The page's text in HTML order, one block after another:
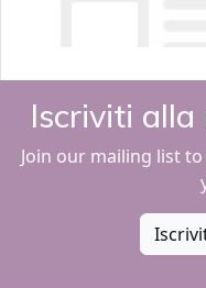
Iscriviti
Join our mailing list